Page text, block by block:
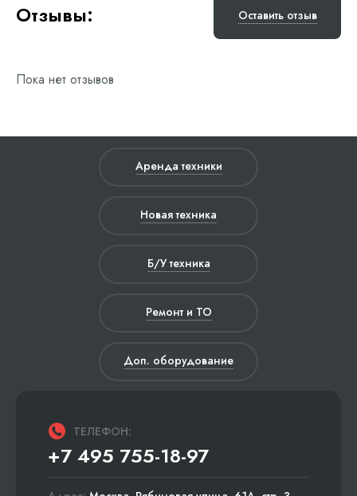
Отзывы: Оставить отзыв
Пока нет отзывов
Аренда техники
Новая техника
Б/У техника
Ремонт и ТО
Доп. оборудование
ТЕЛЕФОН:
+7 495 755-18-97